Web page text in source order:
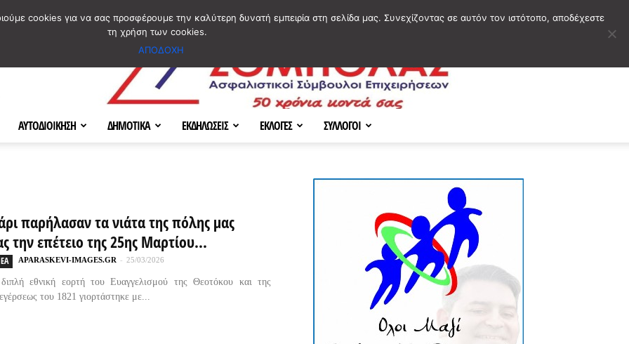
ΑΥΤΟΔΙΟΙΚΗΣΗ ΔΗΜΟΤΙΚΑ ΕΚΔΗΛΩΣΕΙΣ ΕΚΛΟΓΕΣ ΣΥΛΛΟΓΟΙ
παρήλασαν τα νιάτα της πόλης μας
την επέτειο της 25ης Μαρτίου...
APARASKEVI-IMAGES.GR - 25/03/2026
εθνική εορτή του Ευαγγελισμού της Θεοτόκου και της
του 1821 γιορτάστηκε με...
cookies για να σας προσφέρουμε την καλύτερη δυνατή εμπειρία στη σελίδα μας. Συνεχίζοντας σε αυτόν τον ιστότοπο, αποδέχεστε
τη χρήση των cookies.
ΑΠΟΔΟΧΗ